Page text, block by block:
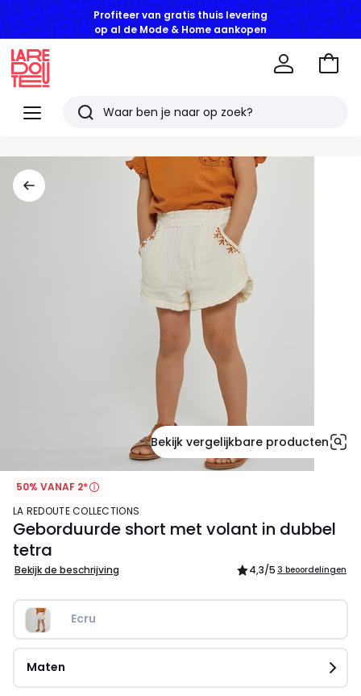
Profiteer van gratis thuis levering
op al de Mode & Home aankopen
Menu
Redoute
Zoeken
bekeken
artikelen
Naar
Bekijk vergelijkbare producten
50% VANAF 2*
LA REDOUTE COLLECTIONS
Geborduurde short met volant in dubbel
tetra
Bekijk de beschrijving 4,3/5 3 beoordelingen
Ecru
Maten